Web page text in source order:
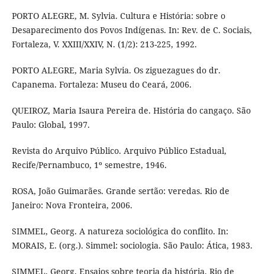
PORTO ALEGRE, M. Sylvia. Cultura e História: sobre o
Desaparecimento dos Povos Indígenas. In: Rev. de C. Sociais,
Fortaleza, V. XXIII/XXIV, N. (1/2): 213-225, 1992.
PORTO ALEGRE, Maria Sylvia. Os ziguezagues do dr.
Capanema. Fortaleza: Museu do Ceará, 2006.
QUEIROZ, Maria Isaura Pereira de. História do cangaço. São
Paulo: Global, 1997.
Revista do Arquivo Público. Arquivo Público Estadual,
Recife/Pernambuco, 1º semestre, 1946.
ROSA, João Guimarães. Grande sertão: veredas. Rio de
Janeiro: Nova Fronteira, 2006.
SIMMEL, Georg. A natureza sociológica do conflito. In:
MORAIS, E. (org.). Simmel: sociologia. São Paulo: Ática, 1983.
SIMMEL, Georg. Ensaios sobre teoria da história. Rio de